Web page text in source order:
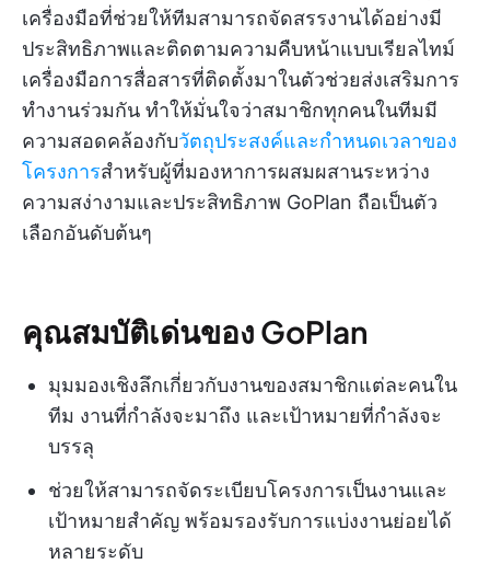
เครื่องมือที่ช่วยให้ทีมสามารถจัดสรรงานได้อย่างมี
ประสิทธิภาพและติดตามความคืบหน้าแบบเรียลไทม์
เครื่องมือการสื่อสารที่ติดตั้งมาในตัวช่วยส่งเสริมการ
ทำงานร่วมกัน ทำให้มั่นใจว่าสมาชิกทุกคนในทีมมี
ความสอดคล้องกับวัตถุประสงค์และกำหนดเวลาของ
โครงการสำหรับผู้ที่มองหาการผสมผสานระหว่าง
ความสง่างามและประสิทธิภาพ GoPlan ถือเป็นตัว
เลือกอันดับต้นๆ
คุณสมบัติเด่นของ GoPlan
มุมมองเชิงลึกเกี่ยวกับงานของสมาชิกแต่ละคนใน
ทีม งานที่กำลังจะมาถึง และเป้าหมายที่กำลังจะ
บรรลุ
ช่วยให้สามารถจัดระเบียบโครงการเป็นงานและ
เป้าหมายสำคัญ พร้อมรองรับการแบ่งงานย่อยได้
หลายระดับ